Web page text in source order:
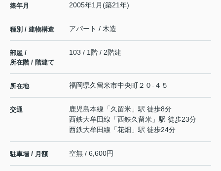
築年月 2005年1月(築21年)
種別 / 建物構造 アパート / 木造
部屋 /
所在階 / 階建て
103 / 1階 / 2階建
所在地 福岡県久留米市中央町２０-４５
交通 鹿児島本線 「久留米 」駅 徒歩8分
西鉄大牟田線 「西鉄久留米 」駅 徒歩23分
西鉄大牟田線 「花畑 」駅 徒歩24分
駐車場 / 月額 空無 / 6,600円